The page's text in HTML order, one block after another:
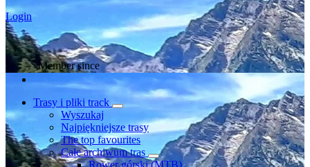
Login
Member since
Trasy i pliki track
Wyszukaj
Najpiękniejsze trasy
The top favourites
Całe archiwum tras
Rower górski (MTB)